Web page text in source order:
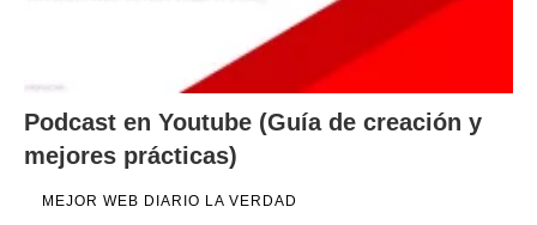
Podcast en Youtube (Guía de creación y
mejores prácticas)
MEJOR WEB DIARIO LA VERDAD